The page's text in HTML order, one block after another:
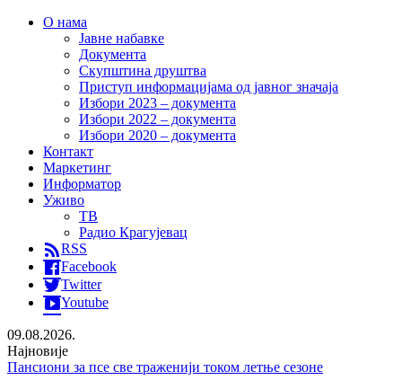
О нама
Јавне набавке
Документа
Скупштина друштва
Приступ информацијама од јавног значаја
Избори 2023 – документа
Избори 2022 – документа
Избори 2020 – документа
Контакт
Маркетинг
Информатор
Уживо
ТВ
Радио Крагујевац
RSS
Facebook
Twitter
Youtube
09.08.2026.
Најновије
Пансиони за псе све траженији током летње сезоне